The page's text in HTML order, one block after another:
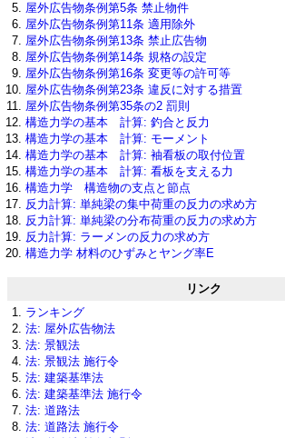
屋外広告物条例第5条 禁止物件
屋外広告物条例第11条 適用除外
屋外広告物条例第13条 禁止広告物
屋外広告物条例第14条 規格の設定
屋外広告物条例第16条 変更等の許可等
屋外広告物条例第23条 違反に対する措置
屋外広告物条例第35条の2 罰則
構造力学の基本 計算: 釣合と反力
構造力学の基本 計算: モーメント
構造力学の基本 計算: 袖看板の取付位置
構造力学の基本 計算: 看板を支える力
構造力学 構造物の支点と節点
反力計算: 単純梁の集中荷重の反力の求め方
反力計算: 単純梁の分布荷重の反力の求め方
反力計算: ラーメンの反力の求め方
構造力学 材料のひずみとヤング率E
リンク
ランキング
法: 屋外広告物法
法: 景観法
法: 景観法 施行令
法: 建築基準法
法: 建築基準法 施行令
法: 道路法
法: 道路法 施行令